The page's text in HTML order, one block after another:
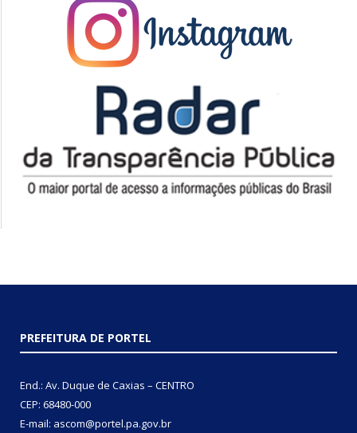
PREFEITURA DE PORTEL
End.: Av. Duque de Caxias – CENTRO
CEP: 68480-000
E-mail: ascom@portel.pa.gov.br